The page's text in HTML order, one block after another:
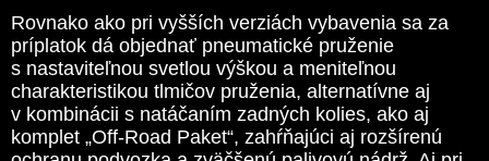
Rovnako ako pri vyšších verziách vybavenia sa za
príplatok dá objednať pneumatické pruženie
s nastaviteľnou svetlou výškou a meniteľnou
charakteristikou tlmičov pruženia, alternatívne aj
v kombinácii s natáčaním zadných kolies, ako aj
komplet „Off-Road Paket“, zahŕňajúci aj rozšírenú